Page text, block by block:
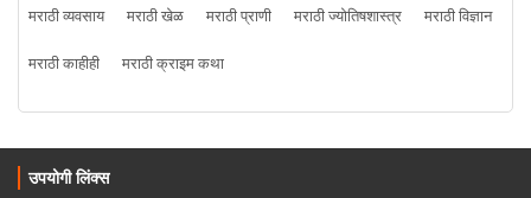
मराठी व्यवसाय
मराठी खेळ मराठी प्राणी मराठी ज्योतिषशास्त्र
मराठी विज्ञान
मराठी काहीही
मराठी क्राइम कथा
उपयोगी लिंक्स